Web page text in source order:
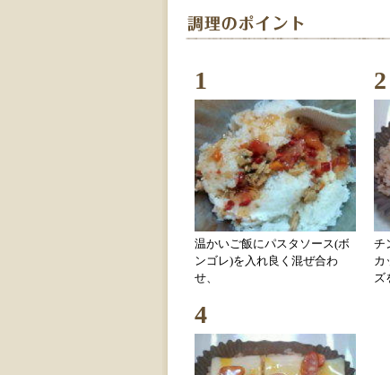
1
温かいご飯にパスタソース(ボ
ンゴレ)を入れ良く混ぜ合わ
せ、
2
チ
カ
ズ
4